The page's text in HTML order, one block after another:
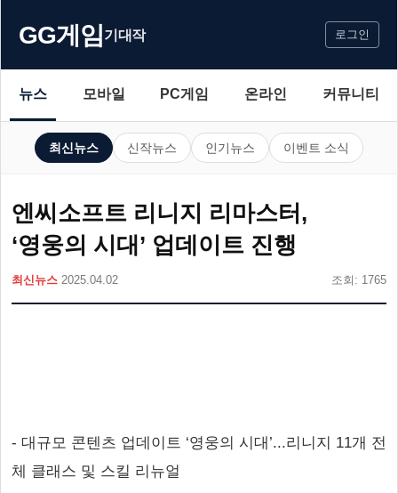
GG게임기대작 로그인
뉴스 모바일 PC게임 온라인 커뮤니티
최신뉴스 신작뉴스 인기뉴스 이벤트 소식
엔씨소프트 리니지 리마스터,
‘영웅의 시대’ 업데이트 진행
최신뉴스 2025.04.02 조회: 1765
- 대규모 콘텐츠 업데이트 ‘영웅의 시대’...리니지 11개 전
체 클래스 및 스킬 리뉴얼